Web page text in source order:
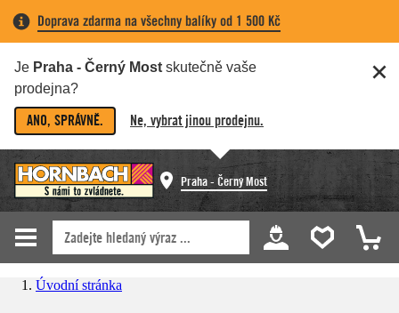
Doprava zdarma na všechny balíky od 1 500 Kč
Je Praha - Černý Most skutečně vaše
prodejna?
ANO, SPRÁVNĚ. Ne, vybrat jinou prodejnu.
Praha - Černý Most
Úvodní stránka